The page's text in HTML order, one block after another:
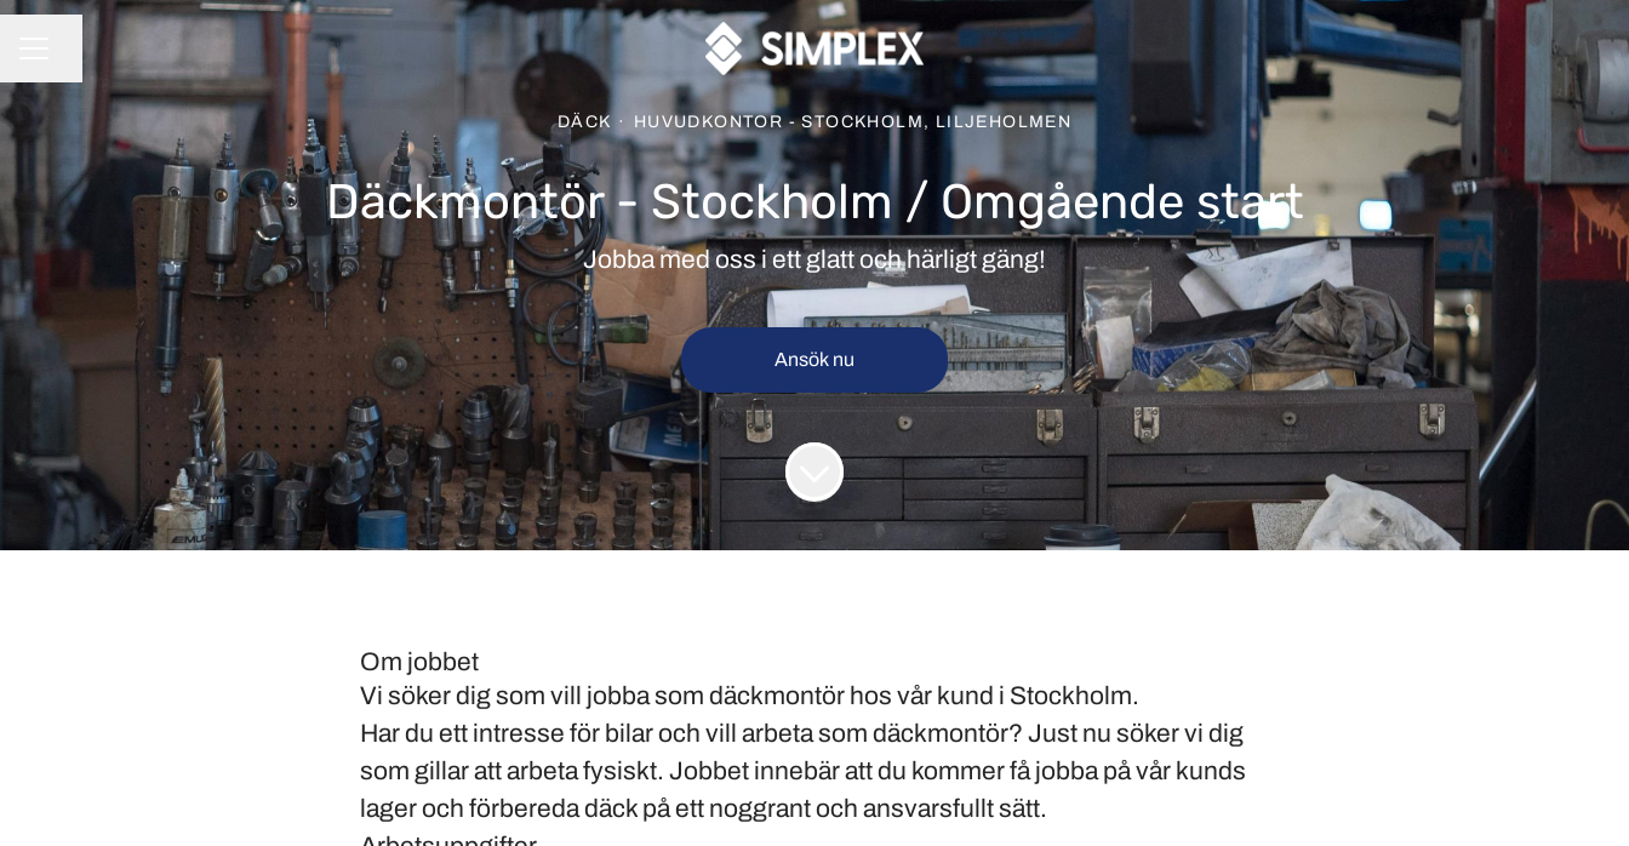
KARRIÄRMENY
Dela sidan
DÄCK · HUVUDKONTOR - STOCKHOLM, LILJEHOLMEN
Däckmontör - Stockholm / Omgående start
Jobba med oss i ett glatt och härligt gäng!
Ansök nu
Om jobbet
Vi söker dig som vill jobba som däckmontör hos vår kund i Stockholm.
Har du ett intresse för bilar och vill arbeta som däckmontör? Just nu söker vi dig
som gillar att arbetafysiskt. Jobbet innebär att du kommer få jobba på vår kunds
lager och förbereda däck på ett noggrantoch ansvarsfulltsätt.